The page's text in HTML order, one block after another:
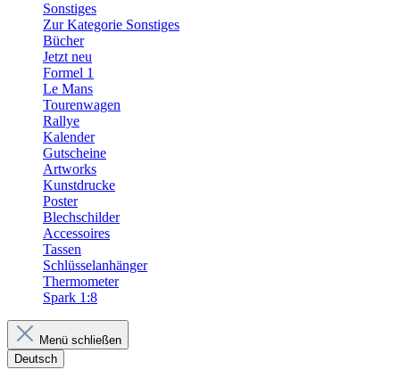
Sonstiges
Zur Kategorie Sonstiges
Bücher
Jetzt neu
Formel 1
Le Mans
Tourenwagen
Rallye
Kalender
Gutscheine
Artworks
Kunstdrucke
Poster
Blechschilder
Accessoires
Tassen
Schlüsselanhänger
Thermometer
Spark 1:8
Menü schließen
Deutsch